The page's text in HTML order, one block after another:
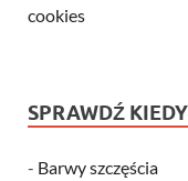
cookies
SPRAWDŹ
- Barwy szczęścia